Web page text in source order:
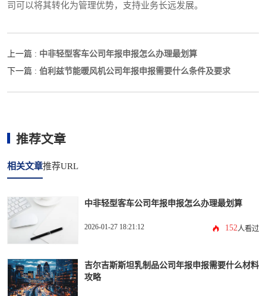
司可以将其转化为管理优势，支持业务长远发展。
上一篇 : 中非轻型客车公司年报申报怎么办理最划算
下一篇 : 伯利兹节能暖风机公司年报申报需要什么条件及要求
推荐文章
相关文章推荐URL
中非轻型客车公司年报申报怎么办理最划算
2026-01-27 18:21:12 152人看过
吉尔吉斯斯坦乳制品公司年报申报需要什么材料
攻略